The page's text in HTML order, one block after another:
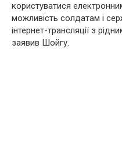
користуватися
можливість солдатам і
інтернет-трансляції з
заявив Шойгу.